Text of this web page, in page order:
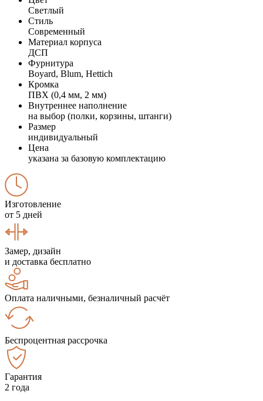
Светлый
Стиль
Современный
Материал корпуса
ДСП
Фурнитура
Boyard, Blum, Hettich
Кромка
ПВХ (0,4 мм, 2 мм)
Внутреннее наполнение
на выбор (полки, корзины, штанги)
Размер
индивидуальный
Цена
указана за базовую комплектацию
Изготовление
от 5 дней
Замер, дизайн
и доставка бесплатно
Оплата наличными, безналичный расчёт
Беспроцентная рассрочка
Гарантия
2 года